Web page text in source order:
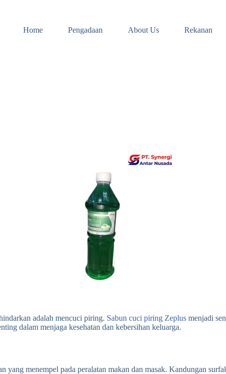
Home
Pengadaan About Us Rekanan
adalah mencuci piring. Sabun cuci piring Zeplus menjadi
dalam menjaga kesehatan dan kebersihan keluarga.
menempel pada peralatan makan dan masak. Kandungan